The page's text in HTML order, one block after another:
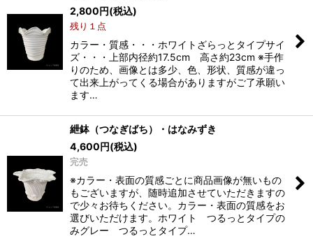
2,800円(税込)
残り１点
カラー・質感・・・ホワイトざらっとタイプサイ
ズ・・・上部内径約17.5cm 高さ約23cm ※手作
りのため、画像とは多少、色、形状、質感が違っ
て出来上がってくる場合がありますがご了承願い
ます…
紲鉢（つなぎばち）・はなみずき
4,600円(税込)
完売
※カラー・表面の質感ごとに商品画像が無いもの
もございますが、随時追加させていただきますの
で少々お待ちください。カラー・表面の質感をお
選びいただけます。ホワイト つるっとタイプの
みグレー つるっとタイプ…